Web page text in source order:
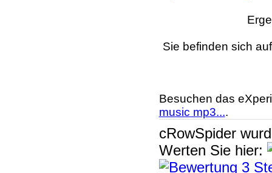
Sie befinden sich
Besuchen das
music mp3....
cRowSpider
Werten Sie hier: